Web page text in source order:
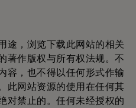
途，浏览下载此网站的相关
著作版权与所有权法规。不
容，也不得以任何形式作输
此网站资源的使用在任何其
对禁止的。任何未经授权的